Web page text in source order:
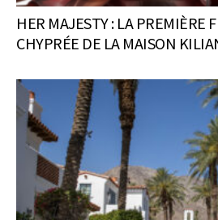
HER MAJESTY : LA PREMIÈRE
CHYPRÉE DE LA MAISON